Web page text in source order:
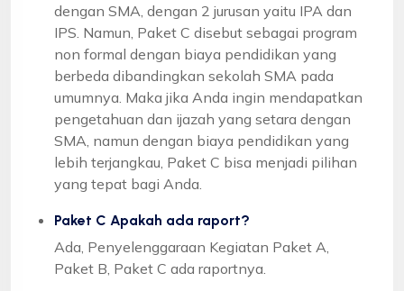
dengan SMA, dengan 2 jurusan yaitu IPA dan
IPS. Namun, Paket C disebut sebagai program
non formal dengan biaya pendidikan yang
berbeda dibandingkan sekolah SMA pada
umumnya. Maka jika Anda ingin mendapatkan
pengetahuan dan ijazah yang setara dengan
SMA, namun dengan biaya pendidikan yang
lebih terjangkau, Paket C bisa menjadi pilihan
yang tepat bagi Anda.
Paket C Apakah ada raport?
Ada, Penyelenggaraan Kegiatan Paket A,
Paket B, Paket C ada raportnya.